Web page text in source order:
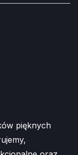
pięknych